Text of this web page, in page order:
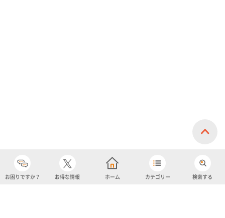
お困りですか？ お得な情報 ホーム カテゴリー 検索する